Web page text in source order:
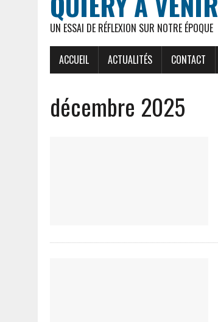
UN ESSAI DE RÉFLEXION SUR NOTRE ÉPOQUE
ACCUEIL ACTUALITÉS CONTACT
décembre 2025